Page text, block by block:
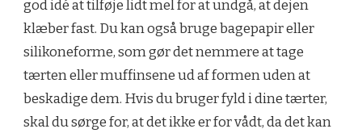
god idé at tilføje lidt mel for at undgå, at dejen
klæber fast. Du kan også bruge bagepapir eller
silikoneforme, som gør det nemmere at tage
tærten eller muffinsene ud af formen uden at
beskadige dem. Hvis du bruger fyld i dine tærter,
skal du sørge for, at det ikke er for vådt, da det kan